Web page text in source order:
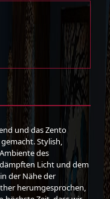
und das Zento
Stylish,
des
Licht und dem
der Nähe der
herumgesprochen,